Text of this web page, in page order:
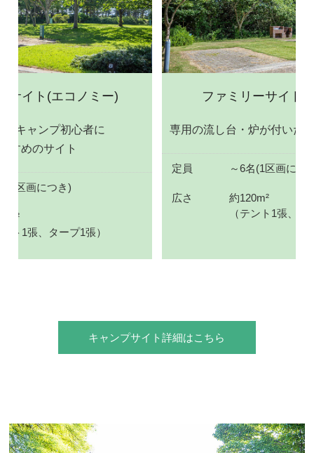
サイト(エコノミー)
！キャンプ初心者に
すめのサイト
(1区画につき)
ト1張、タープ1張）
ファミリーサイト(
専用の流し台・炉が付いた
定員 ～6名(1区画につ
広さ
約120m²
（テント1張、タ
キャンプサイト詳細はこちら